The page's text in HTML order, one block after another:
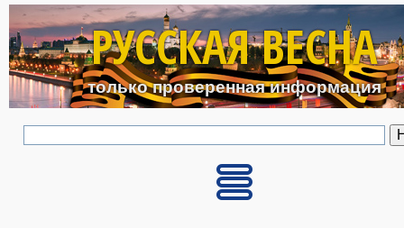
Перейти к основному
РУССКАЯ ВЕСНА
только проверенная информация